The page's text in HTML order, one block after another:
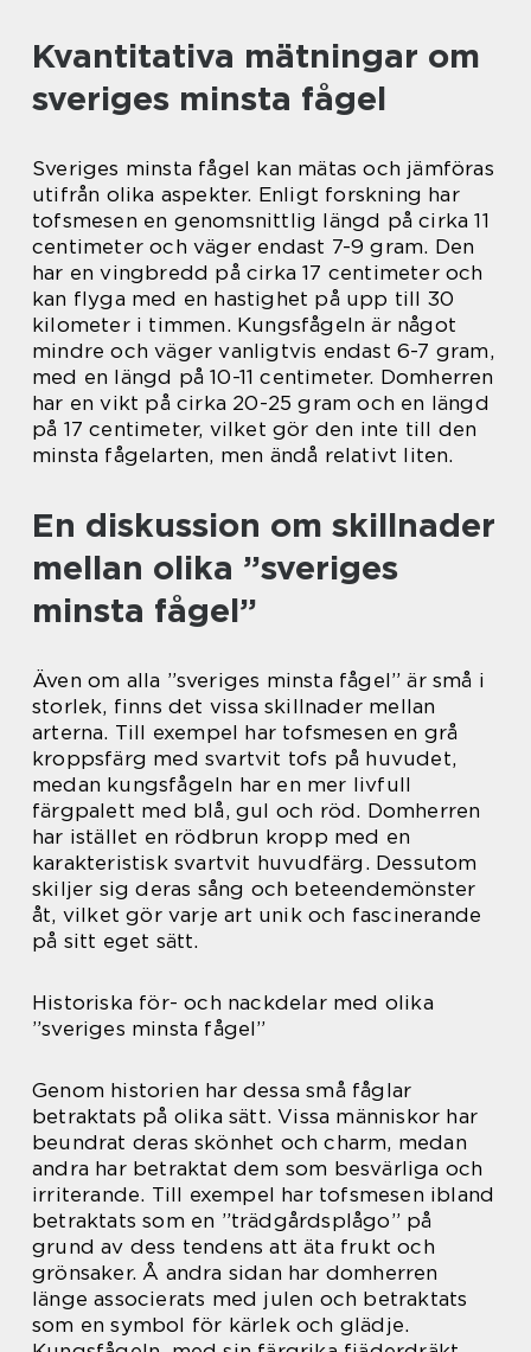
Kvantitativa mätningar om
sveriges minsta fågel
Sveriges minsta fågel kan mätas och jämföras
utifrån olika aspekter. Enligt forskning har
tofsmesen en genomsnittlig längd på cirka 11
centimeter och väger endast 7-9 gram. Den
har en vingbredd på cirka 17 centimeter och
kan flyga med en hastighet på upp till 30
kilometer i timmen. Kungsfågeln är något
mindre och väger vanligtvis endast 6-7 gram,
med en längd på 10-11 centimeter. Domherren
har en vikt på cirka 20-25 gram och en längd
på 17 centimeter, vilket gör den inte till den
minsta fågelarten, men ändå relativt liten.
En diskussion om skillnader
mellan olika ”sveriges
minsta fågel”
Även om alla ”sveriges minsta fågel” är små i
storlek, finns det vissa skillnader mellan
arterna. Till exempel har tofsmesen en grå
kroppsfärg med svartvit tofs på huvudet,
medan kungsfågeln har en mer livfull
färgpalett med blå, gul och röd. Domherren
har istället en rödbrun kropp med en
karakteristisk svartvit huvudfärg. Dessutom
skiljer sig deras sång och beteendemönster
åt, vilket gör varje art unik och fascinerande
på sitt eget sätt.
Historiska för- och nackdelar med olika
”sveriges minsta fågel”
Genom historien har dessa små fåglar
betraktats på olika sätt. Vissa människor har
beundrat deras skönhet och charm, medan
andra har betraktat dem som besvärliga och
irriterande. Till exempel har tofsmesen ibland
betraktats som en ”trädgårdsplågo” på
grund av dess tendens att äta frukt och
grönsaker. Å andra sidan har domherren
länge associerats med julen och betraktats
som en symbol för kärlek och glädje.